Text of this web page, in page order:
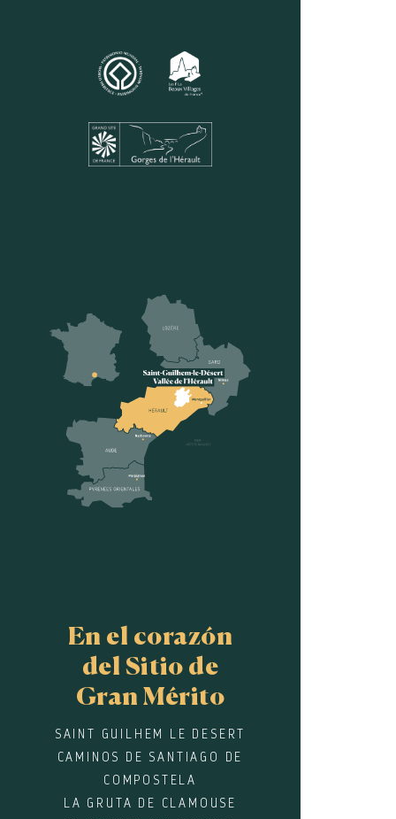
En el corazón
del Sitio de
Gran Mérito
SAINT GUILHEM LE DESERT
CAMINOS DE SANTIAGO DE
COMPOSTELA
LA GRUTA DE CLAMOUSE